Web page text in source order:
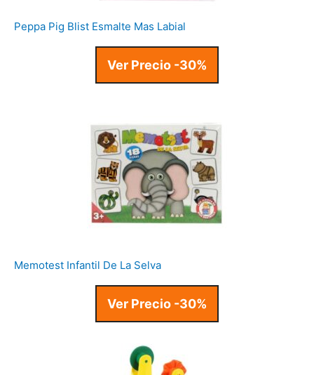
Peppa Pig Blist Esmalte Mas Labial
Ver Precio -30%
Memotest Infantil De La Selva
Ver Precio -30%